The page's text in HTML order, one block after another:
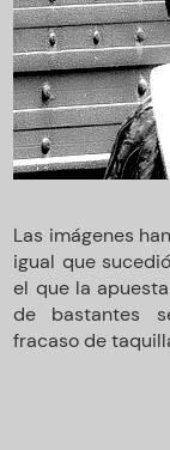
Las imágenes
igual que
el que la
de bastantes
fracaso de